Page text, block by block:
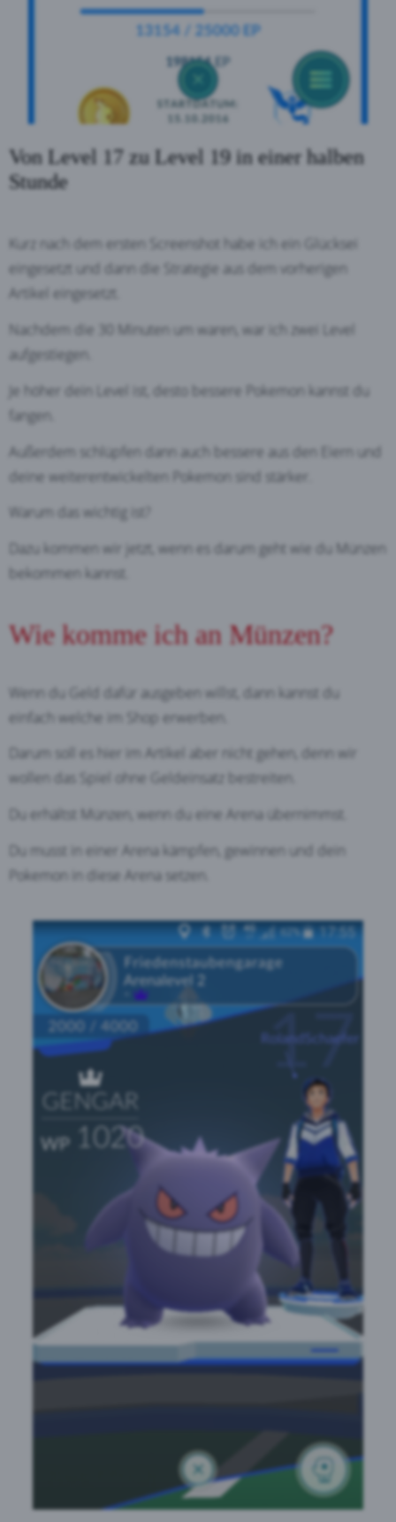
Von Level 17 zu Level 19 in einer halben
Stunde
Kurz nach dem ersten Screenshot habe ich ein Glücksei
eingesetzt und dann die Strategie aus dem vorherigen
Artikel eingesetzt.
Nachdem die 30 Minuten um waren, war ich zwei Level
aufgestiegen.
Je höher dein Level ist, desto bessere Pokemon kannst du
fangen.
Außerdem schlüpfen dann auch bessere aus den Eiern und
deine weiterentwickelten Pokemon sind stärker.
Warum das wichtig ist?
Dazu kommen wir jetzt, wenn es darum geht wie du Münzen
bekommen kannst.
Wie komme ich an Münzen?
Wenn du Geld dafür ausgeben willst, dann kannst du
einfach welche im Shop erwerben.
Darum soll es hier im Artikel aber nicht gehen, denn wir
wollen das Spiel ohne Geldeinsatz bestreiten.
Du erhältst Münzen, wenn du eine Arena übernimmst.
Du musst in einer Arena kämpfen, gewinnen und dein
Pokemon in diese Arena setzen.